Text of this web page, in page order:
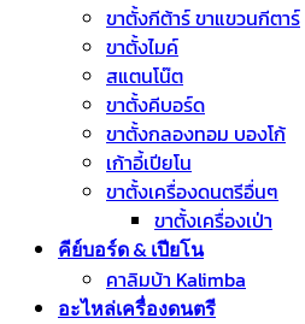
ขาตั้งกีต้าร์ ขาแขวนกีตาร์
ขาตั้งไมค์
สแตนโน๊ต
ขาตั้งคีบอร์ด
ขาตั้งกลองทอม บองโก้
เก้าอี้เปียโน
ขาตั้งเครื่องดนตรีอื่นๆ
ขาตั้งเครื่องเป่า
คีย์บอร์ด & เปียโน
คาลิมบ้า Kalimba
อะไหล่เครื่องดนตรี